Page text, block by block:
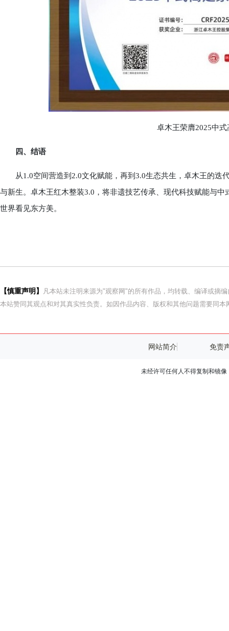
卓木王荣膺2025中式
四、结语
从1.0空间营造到2.0文化赋能，再到3.0生态共生，卓木王的迭
与新生。卓木王红木整装3.0，将非遗技艺传承、现代科技赋能与
世界看见东方美。
【慎重声明】
凡本站未注明来源为"观察网"的所有作品，均转载、编译或摘
本站赞同其观点和对其真实性负责。如因作品内容、版权和其他问题需要同本
网站简介 免责
未经许可任何人不得复制和镜